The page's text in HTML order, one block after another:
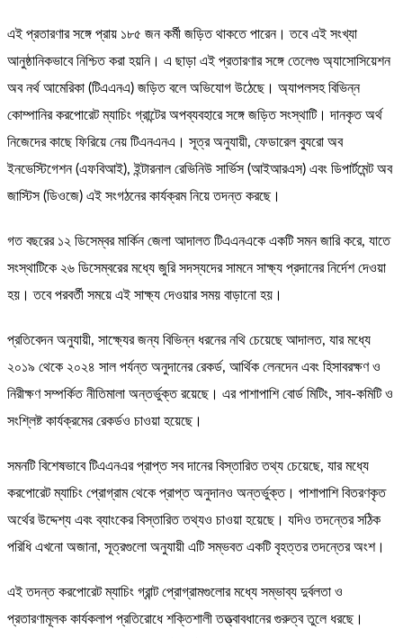
এই প্রতারণার সঙ্গে প্রায় ১৮৫ জন কর্মী জড়িত থাকতে পারেন। তবে এই সংখ্যা
আনুষ্ঠানিকভাবে নিশ্চিত করা হয়নি। এ ছাড়া এই প্রতারণার সঙ্গে তেলেগু অ্যাসোসিয়েশন
অব নর্থ আমেরিকা (টিএএনএ) জড়িত বলে অভিযোগ উঠেছে। অ্যাপলসহ বিভিন্ন
কোম্পানির করপোরেট ম্যাচিং গ্রান্টের অপব্যবহারে সঙ্গে জড়িত সংস্থাটি। দানকৃত অর্থ
নিজেদের কাছে ফিরিয়ে নেয় টিএনএনএ। সূত্র অনুযায়ী, ফেডারেল ব্যুরো অব
ইনভেস্টিগেশন (এফবিআই), ইন্টারনাল রেভিনিউ সার্ভিস (আইআরএস) এবং ডিপার্টমেন্ট অব
জাস্টিস (ডিওজে) এই সংগঠনের কার্যক্রম নিয়ে তদন্ত করছে।
গত বছরের ১২ ডিসেম্বর মার্কিন জেলা আদালত টিএএনএকে একটি সমন জারি করে, যাতে
সংস্থাটিকে ২৬ ডিসেম্বরের মধ্যে জুরি সদস্যদের সামনে সাক্ষ্য প্রদানের নির্দেশ দেওয়া
হয়। তবে পরবর্তী সময়ে এই সাক্ষ্য দেওয়ার সময় বাড়ানো হয়।
প্রতিবেদন অনুযায়ী, সাক্ষ্যের জন্য বিভিন্ন ধরনের নথি চেয়েছে আদালত, যার মধ্যে
২০১৯ থেকে ২০২৪ সাল পর্যন্ত অনুদানের রেকর্ড, আর্থিক লেনদেন এবং হিসাবরক্ষণ ও
নিরীক্ষণ সম্পর্কিত নীতিমালা অন্তর্ভুক্ত রয়েছে। এর পাশাপাশি বোর্ড মিটিং, সাব-কমিটি ও
সংশ্লিষ্ট কার্যক্রমের রেকর্ডও চাওয়া হয়েছে।
সমনটি বিশেষভাবে টিএএনএর প্রাপ্ত সব দানের বিস্তারিত তথ্য চেয়েছে, যার মধ্যে
করপোরেট ম্যাচিং প্রোগ্রাম থেকে প্রাপ্ত অনুদানও অন্তর্ভুক্ত। পাশাপাশি বিতরণকৃত
অর্থের উদ্দেশ্য এবং ব্যাংকের বিস্তারিত তথ্যও চাওয়া হয়েছে। যদিও তদন্তের সঠিক
পরিধি এখনো অজানা, সূত্রগুলো অনুযায়ী এটি সম্ভবত একটি বৃহত্তর তদন্তের অংশ।
এই তদন্ত করপোরেট ম্যাচিং গ্রান্ট প্রোগ্রামগুলোর মধ্যে সম্ভাব্য দুর্বলতা ও
প্রতারণামূলক কার্যকলাপ প্রতিরোধে শক্তিশালী তত্ত্বাবধানের গুরুত্ব তুলে ধরছে।